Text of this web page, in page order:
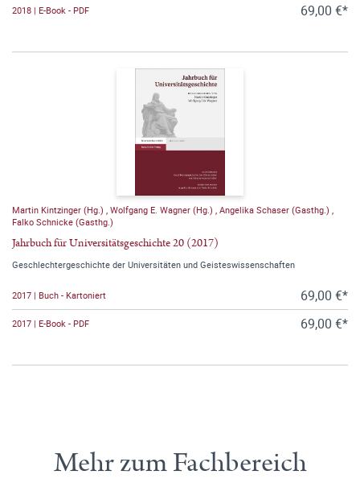
2018 | E-Book - PDF 69,00 €*
Martin Kintzinger (Hg.) Wolfgang E. Wagner (Hg.) Angelika Schaser (Gasthg.)
Falko Schnicke (Gasthg.)
Jahrbuch für Universitätsgeschichte 20 (2017)
Geschlechtergeschichte der Universitäten und Geisteswissenschaften
2017 | Buch - Kartoniert 69,00 €*
2017 | E-Book - PDF 69,00 €*
Mehr zum Fachbereich